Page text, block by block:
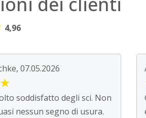
4,96
07.05.2026
★
soddisfatto degli sci. Non
nessun segno di usura.